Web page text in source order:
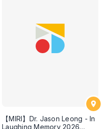
【MIRI】Dr. Jason Leong - In
Laughing Memory 2026